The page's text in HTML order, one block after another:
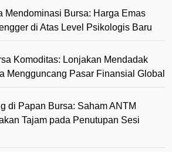
Mendominasi Bursa: Harga Emas
di Atas Level Psikologis Baru
Komoditas: Lonjakan Mendadak
Mengguncang Pasar Finansial Global
di Papan Bursa: Saham ANTM
Tajam pada Penutupan Sesi